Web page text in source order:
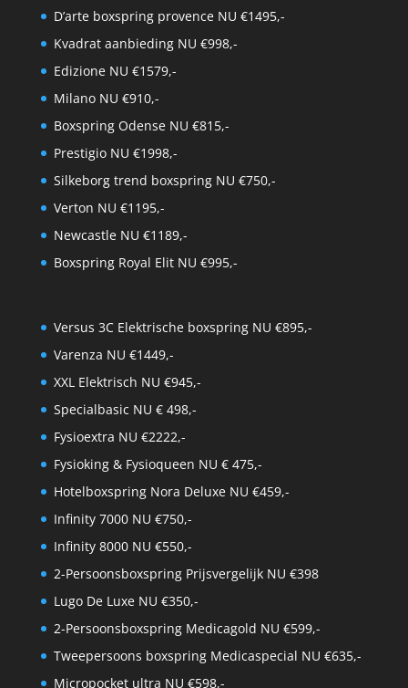
D’arte boxspring provence NU €1495,-
Kvadrat aanbieding NU €998,-
Edizione NU €1579,-
Milano NU €910,-
Boxspring Odense NU €815,-
Prestigio NU €1998,-
Silkeborg trend boxspring NU €750,-
Verton NU €1195,-
Newcastle NU €1189,-
Boxspring Royal Elit NU €995,-
Versus 3C Elektrische boxspring NU €895,-
Varenza NU €1449,-
XXL Elektrisch NU €945,-
Specialbasic NU € 498,-
Fysioextra NU €2222,-
Fysioking & Fysioqueen NU € 475,-
Hotelboxspring Nora Deluxe NU €459,-
Infinity 7000 NU €750,-
Infinity 8000 NU €550,-
2-Persoonsboxspring Prijsvergelijk NU €398
Lugo De Luxe NU €350,-
2-Persoonsboxspring Medicagold NU €599,-
Tweepersoons boxspring Medicaspecial NU €635,-
Micropocket ultra NU €598,-